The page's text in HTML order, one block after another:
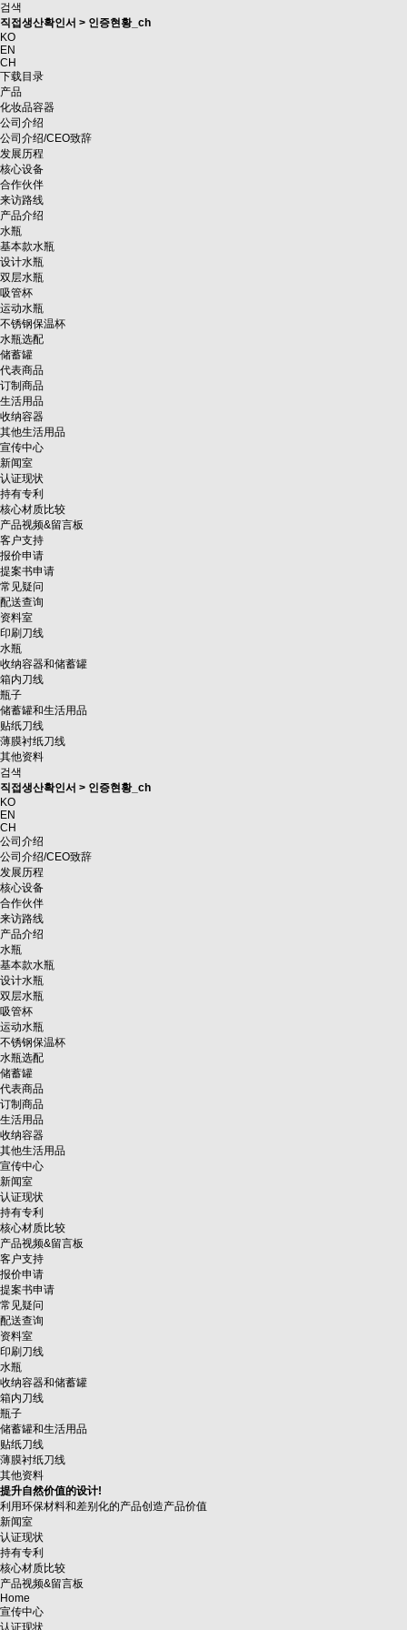
검색
직접생산확인서 > 인증현황_ch
KO
EN
CH
下载目录
产品
化妆品容器
公司介绍
公司介绍/CEO致辞
发展历程
核心设备
合作伙伴
来访路线
产品介绍
水瓶
基本款水瓶
设计水瓶
双层水瓶
吸管杯
运动水瓶
不锈钢保温杯
水瓶选配
储蓄罐
代表商品
订制商品
生活用品
收纳容器
其他生活用品
宣传中心
新闻室
认证现状
持有专利
核心材质比较
产品视频&留言板
客户支持
报价申请
提案书申请
常见疑问
配送查询
资料室
印刷刀线
水瓶
收纳容器和储蓄罐
箱内刀线
瓶子
储蓄罐和生活用品
贴纸刀线
薄膜衬纸刀线
其他资料
검색
직접생산확인서 > 인증현황_ch
KO
EN
CH
公司介绍
公司介绍/CEO致辞
发展历程
核心设备
合作伙伴
来访路线
产品介绍
水瓶
基本款水瓶
设计水瓶
双层水瓶
吸管杯
运动水瓶
不锈钢保温杯
水瓶选配
储蓄罐
代表商品
订制商品
生活用品
收纳容器
其他生活用品
宣传中心
新闻室
认证现状
持有专利
核心材质比较
产品视频&留言板
客户支持
报价申请
提案书申请
常见疑问
配送查询
资料室
印刷刀线
水瓶
收纳容器和储蓄罐
箱内刀线
瓶子
储蓄罐和生活用品
贴纸刀线
薄膜衬纸刀线
其他资料
提升自然价值的设计!
利用环保材料和差别化的产品创造产品价值
新闻室
认证现状
持有专利
核心材质比较
产品视频&留言板
Home
宣传中心
认证现状